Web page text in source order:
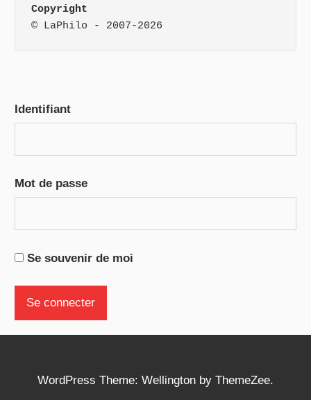
Copyright
© LaPhilo - 2007-2026
Identifiant
Mot de passe
Se souvenir de moi
WordPress Theme: Wellington by ThemeZee.